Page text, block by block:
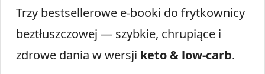
Trzy bestsellerowe e-booki do frytkownicy
beztłuszczowej — szybkie, chrupiące i
zdrowe dania w wersji keto & low-carb.